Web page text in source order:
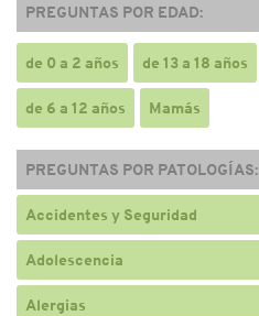
PREGUNTAS POR EDAD:
de 0 a 2 años de 13 a 18 años
de 6 a 12 años Mamás
PREGUNTAS POR PATOLOGÍAS:
Accidentes y Seguridad
Adolescencia
Alergias